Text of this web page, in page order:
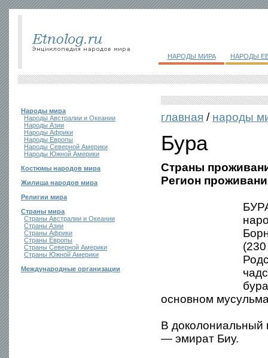
НАРОДЫ МИРА НАРОДЫ
Народы мира
Народы Австралии и Океании
Народы Азии
Народы Африки
Народы Европы
Народы Северной Америки
Народы Южной Америки
Костюмы народов мира
Жилища народов мира
Религии мира
Страны мира
Страны Австралии и Океании
Страны Азии
Страны Африки
Страны Европы
Страны Северной Америки
Страны Южной Америки
Международные организации
главная / народы
Бура
Страны
Регион
основном
В доколониальный
— эмират Биу.